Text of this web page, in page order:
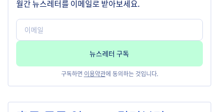
월간 뉴스레터를 이메일로 받아보세요.
구독하면 이용약관에 동의하는 것입니다.